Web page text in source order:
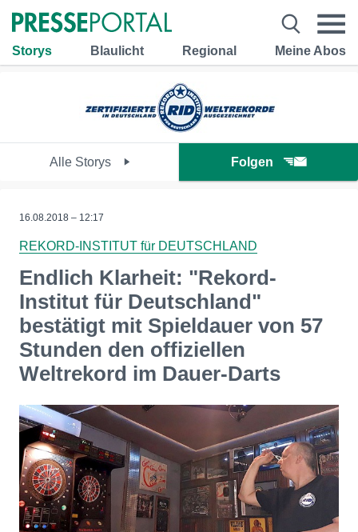
Storys Blaulicht Regional Meine Abos
Alle Storys Folgen
16.08.2018 – 12:17
REKORD-INSTITUT für DEUTSCHLAND
Endlich Klarheit: "Rekord-
Institut für Deutschland"
bestätigt mit Spieldauer von 57
Stunden den offiziellen
Weltrekord im Dauer-Darts